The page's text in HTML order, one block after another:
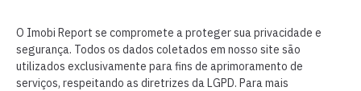
O Imobi Report se compromete a proteger sua privacidade e
segurança. Todos os dados coletados em nosso site são
utilizados exclusivamente para fins de aprimoramento de
serviços, respeitando as diretrizes da LGPD. Para mais